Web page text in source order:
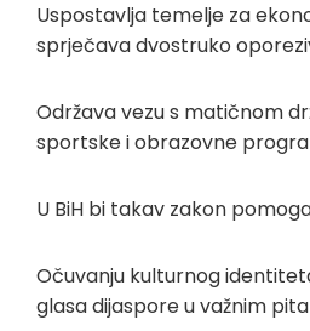
Uspostavlja temelje za
sprječava dvostruko
Održava vezu s matičnom
sportske i obrazovne
U BiH bi takav zakon
Očuvanju kulturnog
glasa dijaspore u važnim